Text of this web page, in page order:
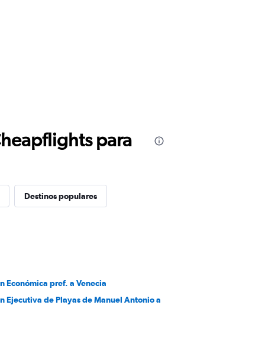
para
Destinos populares
Económica pref. a Venecia
Ejecutiva de Playas de Manuel Antonio a